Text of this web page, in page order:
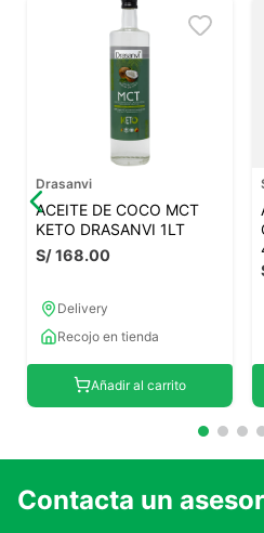
Drasanvi
ACEITE DE COCO MCT
KETO DRASANVI 1LT
S/168.00
Delivery
Recojo en tienda
Añadir al carrito
Contacta un asesor